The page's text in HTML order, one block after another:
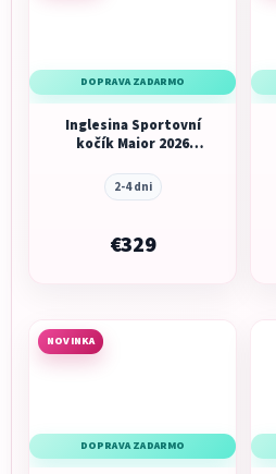
DOPRAVA ZADARMO
Inglesina Sportovní
kočík Maior 2026
2-4 dni
€329
NOVINKA
DOPRAVA ZADARMO